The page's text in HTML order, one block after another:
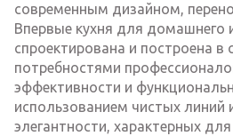
современным дизайном,
Впервые кухня для домашнего
спроектирована и построена в
потребностями
эффективности и
использованием чистых линий
элегантности, характерных